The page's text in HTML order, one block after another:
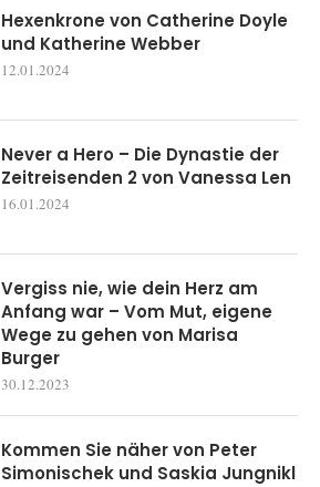
Hexenkrone von Catherine Doyle
und Katherine Webber
12.01.2024
Never a Hero – Die Dynastie der
Zeitreisenden 2 von Vanessa Len
16.01.2024
Vergiss nie, wie dein Herz am
Anfang war – Vom Mut, eigene
Wege zu gehen von Marisa
Burger
30.12.2023
Kommen Sie näher von Peter
Simonischek und Saskia Jungnikl